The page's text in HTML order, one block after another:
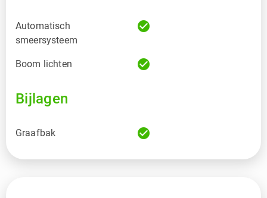
Automatisch
smeersysteem
check_circle
Boom lichten check_circle
Bijlagen
Graafbak check_circle